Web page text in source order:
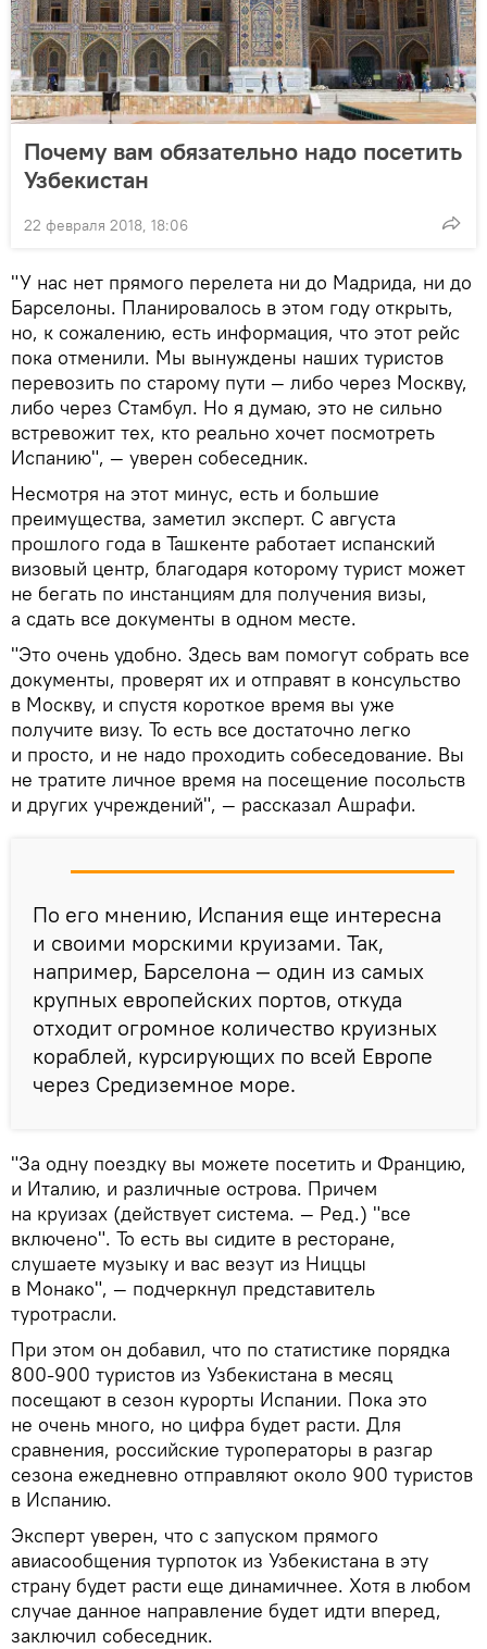
Почему вам обязательно надо посетить
Узбекистан
22 февраля 2018, 18:06
"У нас нет прямого перелета ни до Мадрида, ни до
Барселоны. Планировалось в этом году открыть,
но, к сожалению, есть информация, что этот рейс
пока отменили. Мы вынуждены наших туристов
перевозить по старому пути — либо через Москву,
либо через Стамбул. Но я думаю, это не сильно
встревожит тех, кто реально хочет посмотреть
Испанию", — уверен собеседник.
Несмотря на этот минус, есть и большие
преимущества, заметил эксперт. С августа
прошлого года в Ташкенте работает испанский
визовый центр, благодаря которому турист может
не бегать по инстанциям для получения визы,
а сдать все документы в одном месте.
"Это очень удобно. Здесь вам помогут собрать все
документы, проверят их и отправят в консульство
в Москву, и спустя короткое время вы уже
получите визу. То есть все достаточно легко
и просто, и не надо проходить собеседование. Вы
не тратите личное время на посещение посольств
и других учреждений", — рассказал Ашрафи.
По его мнению, Испания еще интересна
и своими морскими круизами. Так,
например, Барселона — один из самых
крупных европейских портов, откуда
отходит огромное количество круизных
кораблей, курсирующих по всей Европе
через Средиземное море.
"За одну поездку вы можете посетить и Францию,
и Италию, и различные острова. Причем
на круизах (действует система. — Ред.) "все
включено". То есть вы сидите в ресторане,
слушаете музыку и вас везут из Ниццы
в Монако", — подчеркнул представитель
туротрасли.
При этом он добавил, что по статистике порядка
800-900 туристов из Узбекистана в месяц
посещают в сезон курорты Испании. Пока это
не очень много, но цифра будет расти. Для
сравнения, российские туроператоры в разгар
сезона ежедневно отправляют около 900 туристов
в Испанию.
Эксперт уверен, что с запуском прямого
авиасообщения турпоток из Узбекистана в эту
страну будет расти еще динамичнее. Хотя в любом
случае данное направление будет идти вперед,
заключил собеседник.